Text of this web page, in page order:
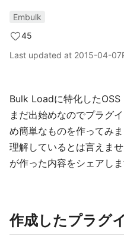
Embulk
45
Last updated at 2015-04-07
Bulk Loadに特化した
まだ出始めなのでプラグ
め簡単なものを作ってみ
理解しているとは言えま
が作った内容をシェアし
作成したプラグ